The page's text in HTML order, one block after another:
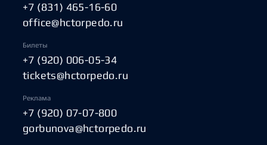
+7 (831) 465-16-60
office@hctorpedo.ru
Билеты
+7 (920) 006-05-34
tickets@hctorpedo.ru
Реклама
+7 (920) 07-07-800
gorbunova@hctorpedo.ru